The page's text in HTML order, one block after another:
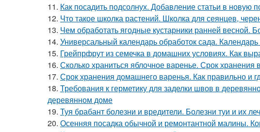
11. Как посадить подсолнух. Добавление статьи в новую
12. Что такое школка растений. Школка для сеянцев,
13. Чем обработать ягодные кустарники ранней весной.
14. Универсальный календарь обработок сада.
15. Грейпрфрут из семечка в домашних условиях. Как
16. Сколько храниться яблочное варенье. Срок хранения
17. Срок хранения домашнего варенья. Как правильно и
18. Требования к герметику для заделки швов в
деревянном доме
19. Туя брабант болезни и вредители. Болезни туи и их
20. Осенняя посадка обычной и ремонтантной малины.